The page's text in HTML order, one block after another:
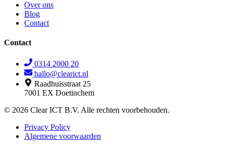
Over ons
Blog
Contact
Contact
0314 2000 20
hallo@clearict.nl
Raadhuisstraat 25
7001 EX Doetinchem
© 2026 Clear ICT B.V. Alle rechten voorbehouden.
Privacy Policy
Algemene voorwaarden